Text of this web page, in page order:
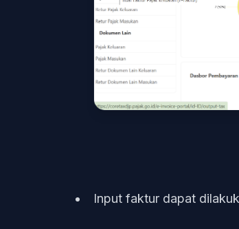
Input faktur dapat